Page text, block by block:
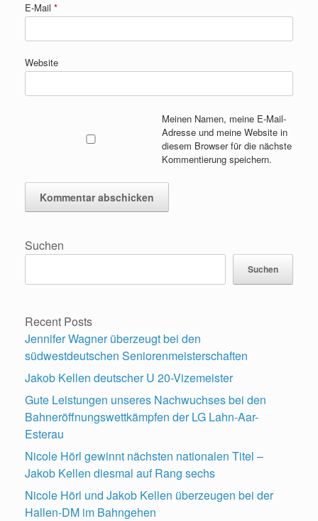
E-Mail *
Website
Meinen Namen, meine E-Mail-
Adresse und meine Website in
diesem Browser für die nächste
Kommentierung speichern.
Suchen
Suchen
Recent Posts
Jennifer Wagner überzeugt bei den
südwestdeutschen Seniorenmeisterschaften
Jakob Kellen deutscher U 20-Vizemeister
Gute Leistungen unseres Nachwuchses bei den
Bahneröffnungswettkämpfen der LG Lahn-Aar-
Esterau
Nicole Hörl gewinnt nächsten nationalen Titel –
Jakob Kellen diesmal auf Rang sechs
Nicole Hörl und Jakob Kellen überzeugen bei der
Hallen-DM im Bahngehen